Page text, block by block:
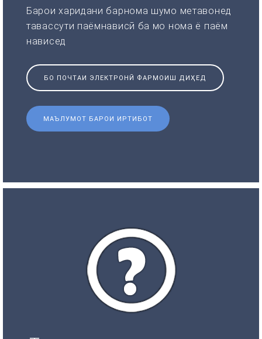
Барои харидани барнома шумо метавонед
тавассути паёмнависӣ ба мо нома ё паём
нависед
БО ПОЧТАИ ЭЛЕКТРОНӢ ФАРМОИШ ДИҲЕД
МАЪЛУМОТ БАРОИ ИРТИБОТ